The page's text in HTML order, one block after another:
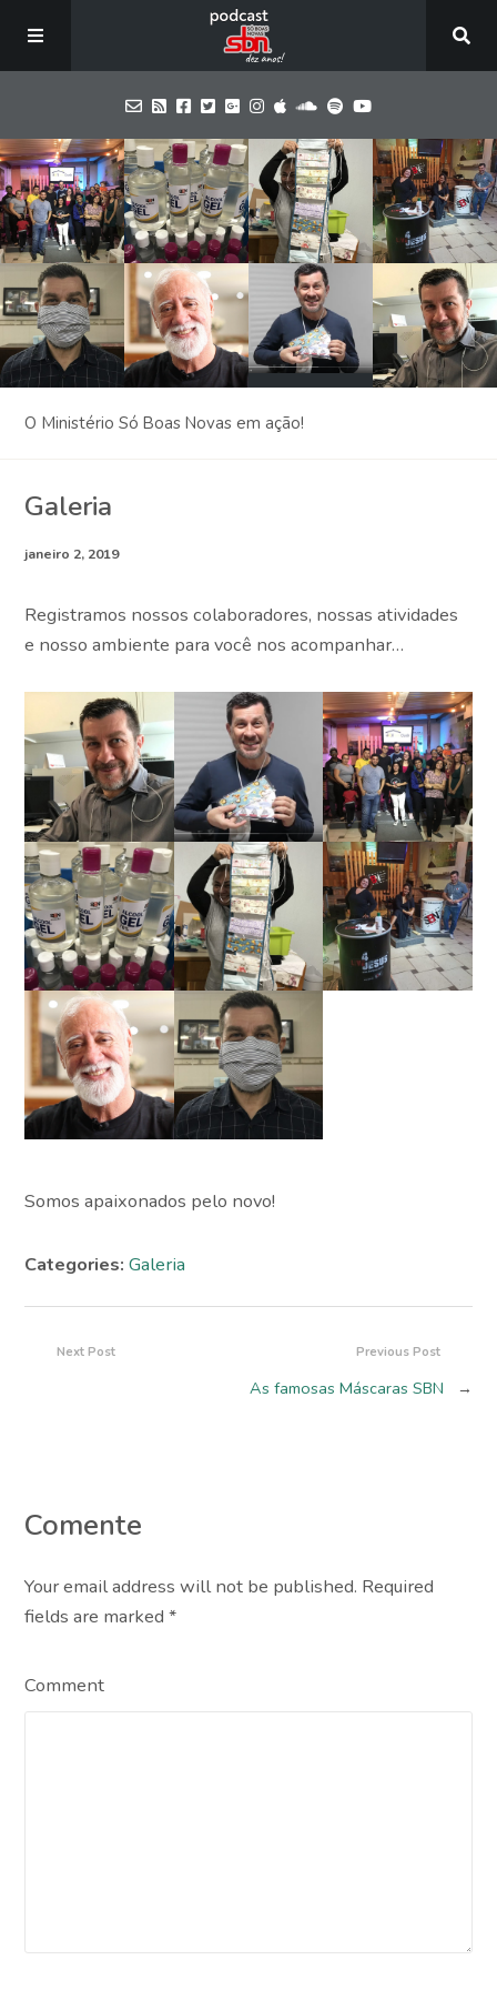
Home
Episódios
Blog
SBN
Assine agora!
O Ministério Só Boas Novas em ação!
Galeria
janeiro 2, 2019
Registramos nossos colaboradores, nossas atividades
e nosso ambiente para você nos acompanhar…
Somos apaixonados pelo novo!
Categories:Galeria
Previous Post
As famosas Máscaras SBN →
Next Post
Comente
Your email address will not be published. Required
fields are marked*
Comment